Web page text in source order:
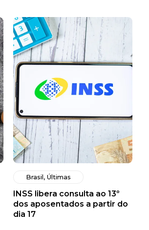
Brasil, Últimas
INSS libera consulta ao 13º
dos aposentados a partir do
dia 17